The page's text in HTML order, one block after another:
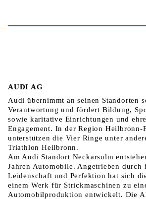
AUDI AG
Audi übernimmt an seinen Standorten
Verantwortung und fördert Bildung,
sowie karitative Einrichtungen und
Engagement. In der Region Heilbronn-
unterstützen die Vier Ringe unter
Triathlon Heilbronn.
Am Audi Standort Neckarsulm
Jahren Automobile. Angetrieben durch
Leidenschaft und Perfektion hat sich
einem Werk für Strickmaschinen zu
Automobilproduktion entwickelt. Die